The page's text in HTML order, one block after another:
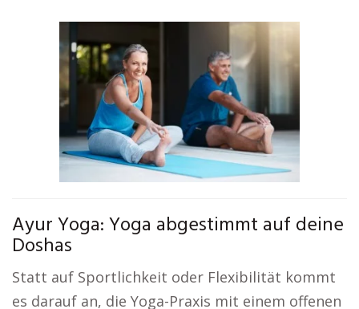
Ayur Yoga: Yoga abgestimmt auf deine
Doshas
Statt auf Sportlichkeit oder Flexibilität kommt
es darauf an, die Yoga-Praxis mit einem offenen